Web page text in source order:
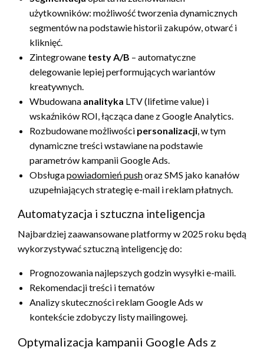
użytkowników: możliwość tworzenia dynamicznych
segmentów na podstawie historii zakupów, otwarć i
kliknięć.
Zintegrowane testy A/B – automatyczne
delegowanie lepiej performujących wariantów
kreatywnych.
Wbudowana analityka LTV (lifetime value) i
wskaźników ROI, łącząca dane z Google Analytics.
Rozbudowane możliwości personalizacji, w tym
dynamiczne treści wstawiane na podstawie
parametrów kampanii Google Ads.
Obsługapowiadomień pushoraz SMS jako kanałów
uzupełniających strategię e-mail i reklam płatnych.
Automatyzacja i sztuczna inteligencja
Najbardziej zaawansowane platformy w 2025 roku będą
wykorzystywać sztuczną inteligencję do:
Prognozowania najlepszych godzin wysyłki e-maili.
Rekomendacji treści i tematów
Analizy skuteczności reklam Google Ads w
kontekście zdobyczy listy mailingowej.
Optymalizacja kampanii Google Ads z